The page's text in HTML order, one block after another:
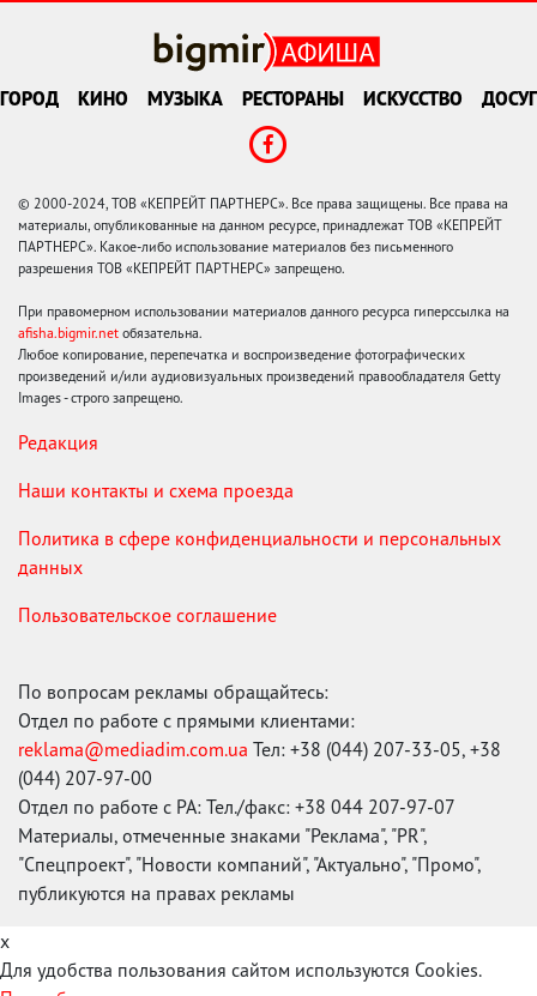
ГОРОД КИНО МУЗЫКА РЕСТОРАНЫ ИСКУССТВО ДОСУГ
© 2000-2024, ТОВ «КЕПРЕЙТ ПАРТНЕРС». Все права защищены. Все права на
материалы, опубликованные на данном ресурсе, принадлежат ТОВ «КЕПРЕЙТ
ПАРТНЕРС». Какое-либо использование материалов без письменного
разрешения ТОВ «КЕПРЕЙТ ПАРТНЕРС» запрещено.
При правомерном использовании материалов данного ресурса гиперссылка на
afisha.bigmir.net обязательна.
Любое копирование, перепечатка и воспроизведение фотографических
произведений и/или аудиовизуальных произведений правообладателя Getty
Images - строго запрещено.
Редакция
Наши контакты и схема проезда
Политика в сфере конфиденциальности и персональных
данных
Пользовательское соглашение
По вопросам рекламы обращайтесь:
Отдел по работе с прямыми клиентами:
reklama@mediadim.com.ua Тел: +38 (044) 207-33-05, +38
(044) 207-97-00
Отдел по работе с РА: Тел./факс: +38 044 207-97-07
Материалы, отмеченные знаками "Реклама", "PR",
"Спецпроект", "Новости компаний", "Актуально", "Промо",
публикуются на правах рекламы
x
Для удобства пользования сайтом используются Cookies.